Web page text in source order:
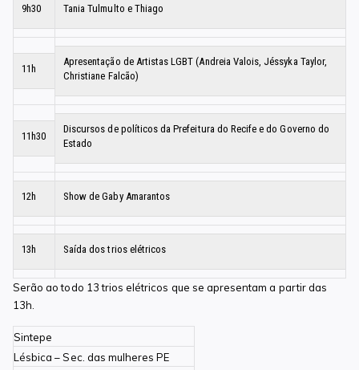
9h30 Tania Tulmulto e Thiago
11h
Apresentação de Artistas LGBT (Andreia Valois, Jéssyka Taylor,
Christiane Falcão)
11h30
Discursos de políticos da Prefeitura do Recife e do Governo do
Estado
12h Show de Gaby Amarantos
13h Saída dos trios elétricos
Serão ao todo 13 trios elétricos que se apresentam a partir das
13h.
Sintepe
Lésbica – Sec. das mulheres PE